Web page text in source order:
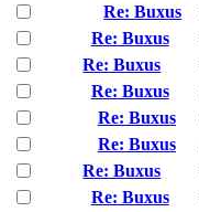
Re: Buxus
Re: Buxus
Re: Buxus
Re: Buxus
Re: Buxus
Re: Buxus
Re: Buxus
Re: Buxus